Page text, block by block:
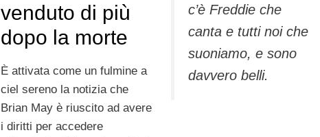
c’è Freddie che
canta e tutti noi che
suoniamo, e sono
davvero belli.
venduto di più
dopo la morte
È attivata come un fulmine a
ciel sereno la notizia che
Brian May è riuscito ad avere
i diritti per accedere